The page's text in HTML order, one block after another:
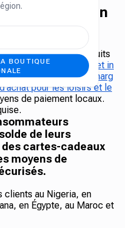
La boutique en
ligne africaine de
facilement aux produits
le crédit téléphonique et in
de jeux,les recharg
pour les loisirs et le
de paiement locaux.
de leurs
cartes-cadeaux
moyens de
clients au Nigeria, en
en Égypte, au Maroc et
BOUTIQUE